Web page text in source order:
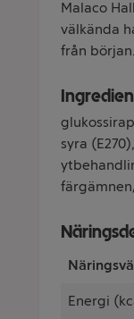
Malaco
välkända
från
syra
Energi